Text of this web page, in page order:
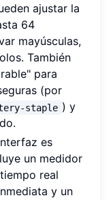
ajustar la
64
mayúsculas,
También
para
(por
staple ) y
es
un medidor
real
y un